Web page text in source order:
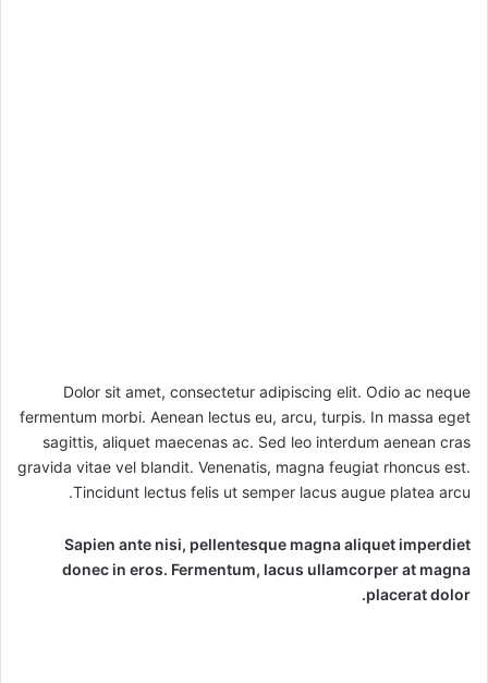
Dolor sit amet, consectetur adipiscing elit. Odio ac neque
fermentum morbi. Aenean lectus eu, arcu, turpis. In massa eget
sagittis, aliquet maecenas ac. Sed leo interdum aenean cras
gravida vitae vel blandit. Venenatis, magna feugiat rhoncus est.
Tincidunt lectus felis ut semper lacus augue platea arcu.
Sapien ante nisi, pellentesque magna aliquet imperdiet
donec in eros. Fermentum, lacus ullamcorper at magna
placerat dolor.